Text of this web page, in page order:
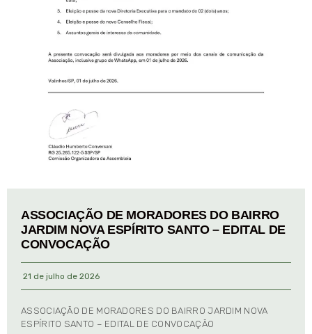
ASSOCIAÇÃO DE MORADORES DO BAIRRO
JARDIM NOVA ESPÍRITO SANTO – EDITAL DE
CONVOCAÇÃO
21 de julho de 2026
ASSOCIAÇÃO DE MORADORES DO BAIRRO JARDIM NOVA
ESPÍRITO SANTO – EDITAL DE CONVOCAÇÃO